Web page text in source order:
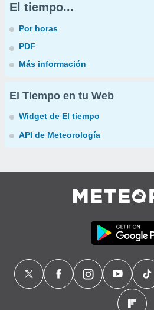
El tiempo...
Por horas
PDF
Más información
El Tiempo en tu Web
Widget de El tiempo
API de Meteorología